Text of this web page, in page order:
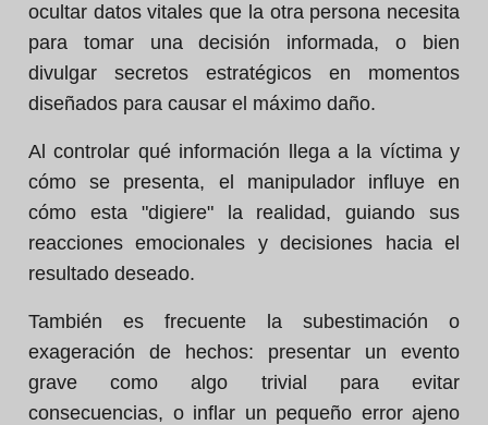
ocultar datos vitales que la otra persona necesita
para tomar una decisión informada, o bien
divulgar secretos estratégicos en momentos
diseñados para causar el máximo daño.
Al controlar qué información llega a la víctima y
cómo se presenta, el manipulador influye en
cómo esta "digiere" la realidad, guiando sus
reacciones emocionales y decisiones hacia el
resultado deseado.
También es frecuente la subestimación o
exageración de hechos: presentar un evento
grave como algo trivial para evitar
consecuencias, o inflar un pequeño error ajeno